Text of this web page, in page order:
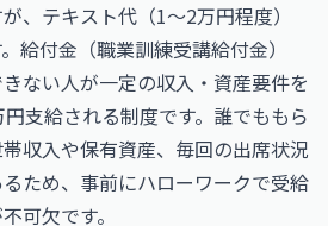
、テキスト代（1～2万円程度）
給付金（職業訓練受講給付金）
ない人が一定の収入・資産要件を
支給される制度です。誰でももら
収入や保有資産、毎回の出席状況
ため、事前にハローワークで受給
可欠です。